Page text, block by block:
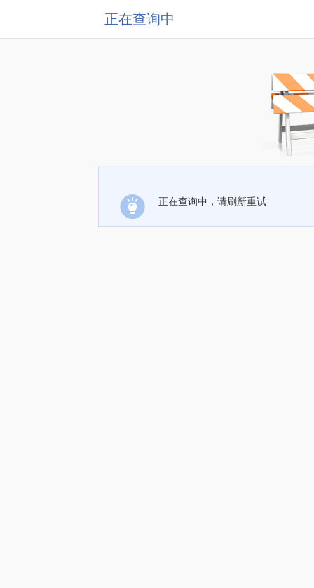
正在查询中
正在查询中，请刷新重试